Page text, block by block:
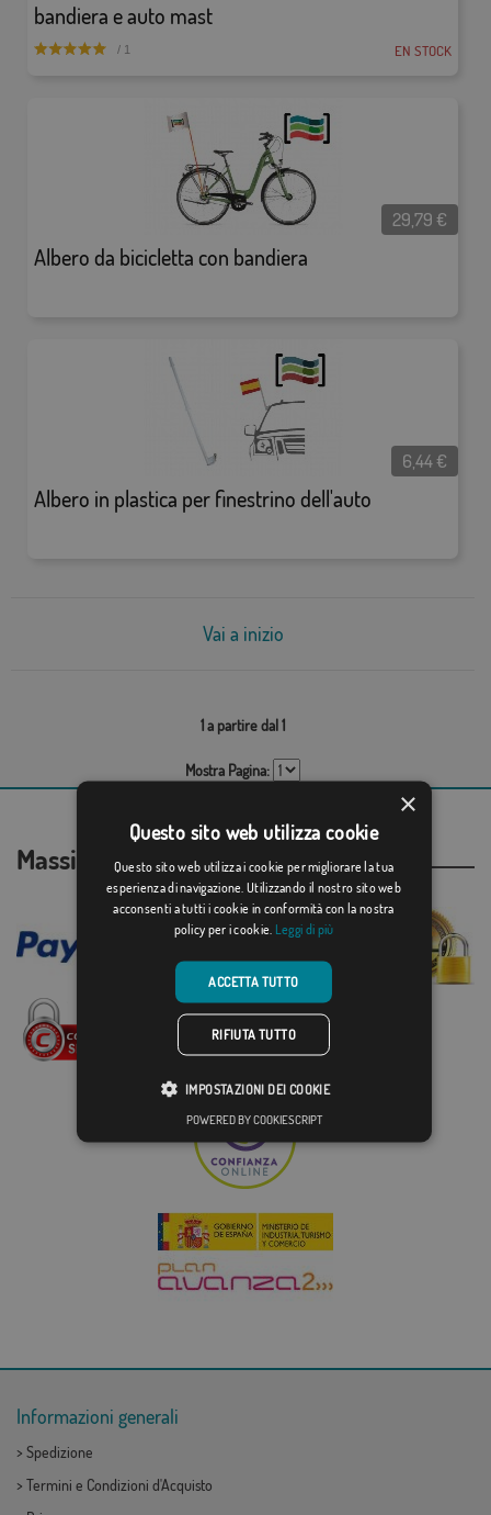
bandiera e auto mast
/ 1 EN STOCK
Albero da bicicletta con bandiera
29,79 €
Albero in plastica per finestrino dell'auto
6,44€
Vai a inizio
1 a partire dal 1
Mostra Pagina:
Massima sicurezza per i suoi acquisti
Informazioni generali
> Spedizione
> Termini e Condizioni d'Acquisto
×
Questo sito web utilizza cookie
Questo sito web utilizza i cookie per migliorare la tua
esperienza di navigazione. Utilizzando il nostro sito web
acconsenti a tutti i cookie in conformità con la nostra
policy per i cookie. Leggi di più
ACCETTA TUTTO
RIFIUTA TUTTO
IMPOSTAZIONI DEI COOKIE
POWERED BY COOKIESCRIPT